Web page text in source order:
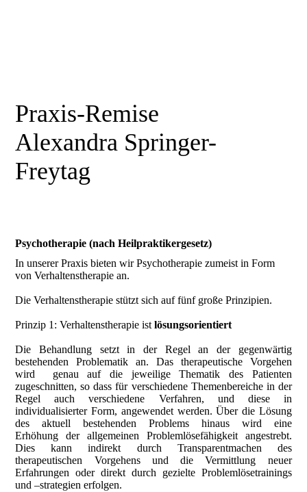
Praxis-Remise
Alexandra Springer-
Freytag
Psychotherapie (nach Heilpraktikergesetz)
In unserer Praxis bieten wir Psychotherapie zumeist in Form
von Verhaltenstherapie an.
Die Verhaltenstherapie stützt sich auf fünf große Prinzipien.
Prinzip 1: Verhaltenstherapie ist lösungsorientiert
Die Behandlung setzt in der Regel an der gegenwärtig
bestehenden Problematik an. Das therapeutische Vorgehen
wird genau auf die jeweilige Thematik des Patienten
zugeschnitten, so dass für verschiedene Themenbereiche in der
Regel auch verschiedene Verfahren, und diese in
individualisierter Form, angewendet werden. Über die Lösung
des aktuell bestehenden Problems hinaus wird eine
Erhöhung der allgemeinen Problemlösefähigkeit angestrebt.
Dies kann indirekt durch Transparentmachen des
therapeutischen Vorgehens und die Vermittlung neuer
Erfahrungen oder direkt durch gezielte Problemlösetrainings
und –strategien erfolgen.